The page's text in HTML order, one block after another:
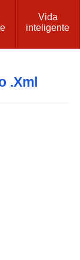
Vida
inteligente
.Xml